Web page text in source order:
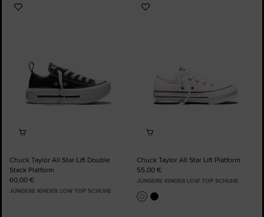
Zu
Chuck Taylor All Star Lift Double
Stack Platform
60,00 €
JÜNGERE KINDER LOW TOP SCHUHE
Zu
Chuck Taylor All Star Lift Platform
55,00 €
JÜNGERE KINDER LOW TOP SCHUHE